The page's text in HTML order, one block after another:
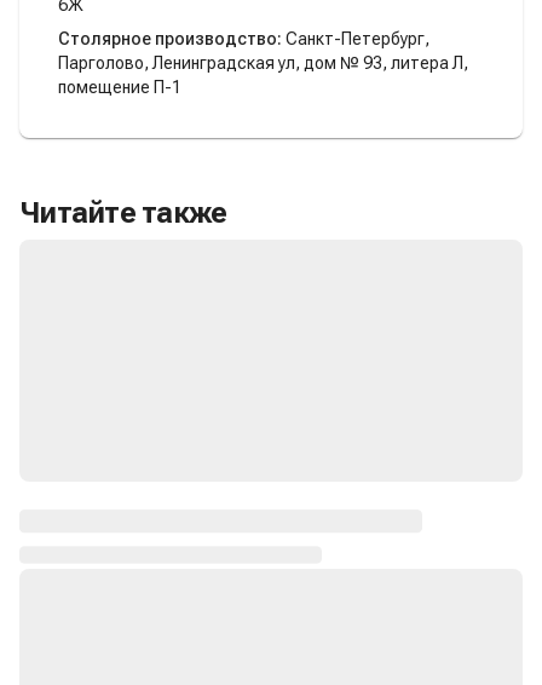
6Ж
Столярное производство: Санкт-Петербург,
Парголово, Ленинградская ул, дом № 93, литера Л,
помещение П-1
Читайте также